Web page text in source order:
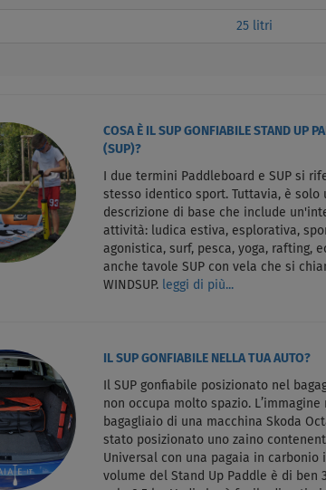
25 litri
COSA È IL SUP GONFIABILE STAND UP
(SUP)?
I due termini Paddleboard e SUP si
stesso identico sport. Tuttavia, è solo
descrizione di base che include
attività: ludica estiva, esplorativa,
agonistica, surf, pesca, yoga, rafting,
anche tavole SUP con vela che si
WINDSUP.
leggi di più...
IL SUP GONFIABILE NELLA TUA AUTO?
Il SUP gonfiabile posizionato nel
non occupa molto spazio. L’immagine
bagagliaio di una macchina Skoda
stato posizionato uno zaino
Universal con una pagaia in carbonio
volume del Stand Up Paddle è di ben